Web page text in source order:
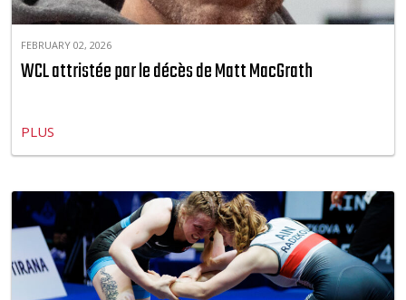
FEBRUARY 02, 2026
WCL attristée par le décès de Matt MacGrath
PLUS